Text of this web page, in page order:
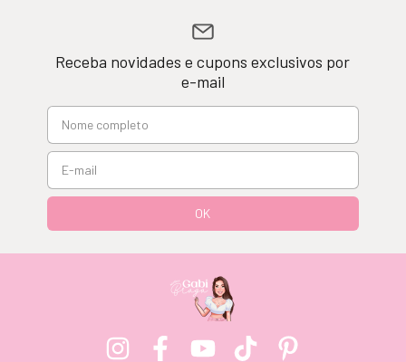
Receba novidades e cupons exclusivos por
e-mail